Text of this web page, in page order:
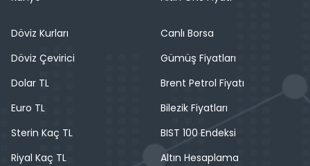
Döviz Kurları
Döviz Çevirici
Dolar TL
Euro TL
Sterin Kaç TL
Riyal Kaç TL
Canlı Borsa
Gümüş Fiyatları
Brent Petrol Fiyatı
Bilezik Fiyatları
BIST 100 Endeksi
Altın Hesaplama